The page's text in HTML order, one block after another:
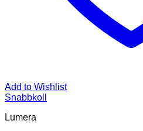
Add to Wishlist
Snabbkoll
Lumera